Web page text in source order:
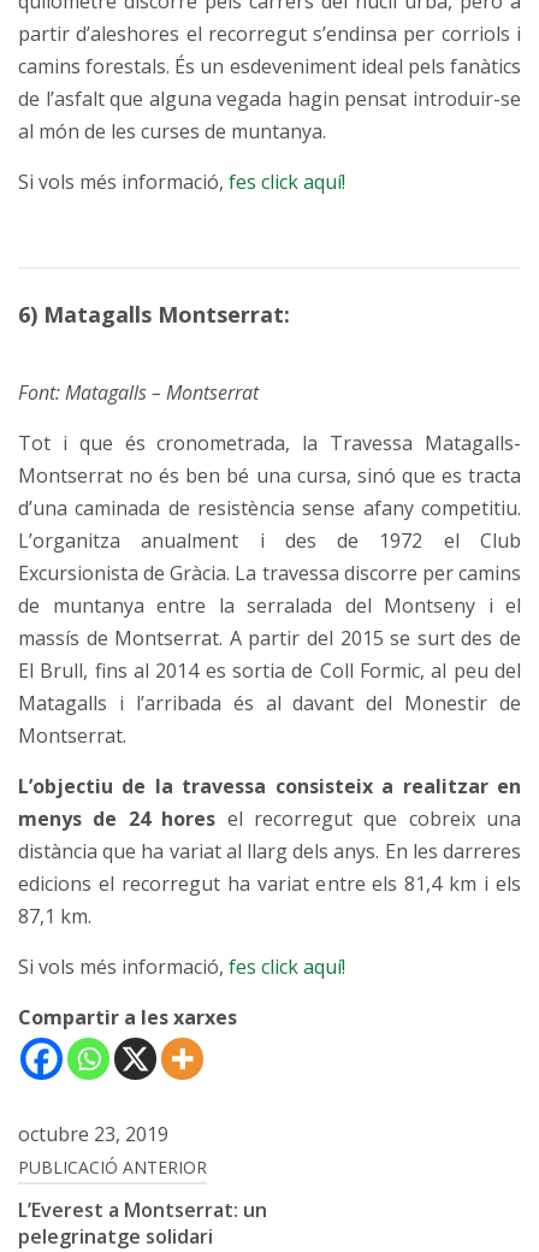
partir d’aleshores el recorregut s’endinsa per corriols i
camins forestals. És un esdeveniment ideal pels fanàtics
de l’asfalt que alguna vegada hagin pensat introduir-se
al món de les curses de muntanya.
Si vols més informació, fes click aquí!
6) Matagalls Montserrat:
Font: Matagalls – Montserrat
Tot i que és cronometrada, la Travessa Matagalls-
Montserrat no és ben bé una cursa, sinó que es tracta
d’una caminada de resistència sense afany competitiu.
L’organitza anualment i des de 1972 el Club
Excursionista de Gràcia. La travessa discorre per camins
de muntanya entre la serralada del Montseny i el
massís de Montserrat. A partir del 2015se surt des de
El Brull, fins al 2014 es sortia de Coll Formic, al peu del
Matagalls i l’arribada és al davant del Monestir de
Montserrat.
L’objectiu de la travessa consisteix a realitzar en
menys de 24 hores el recorregut que cobreix una
distància que ha variat al llarg dels anys. En les darreres
edicions el recorregut ha variat entre els 81,4 km i els
87,1 km.
Si vols més informació, fes click aquí!
Compartir a les xarxes
octubre 23, 2019
Navegació
d'entrades
PUBLICACIÓ ANTERIOR
L’Everest a Montserrat: un
pelegrinatge solidari